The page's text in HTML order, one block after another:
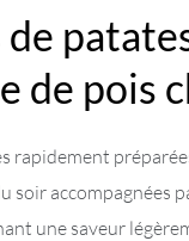
de pois
rapidement
soir accompagnées
une saveur